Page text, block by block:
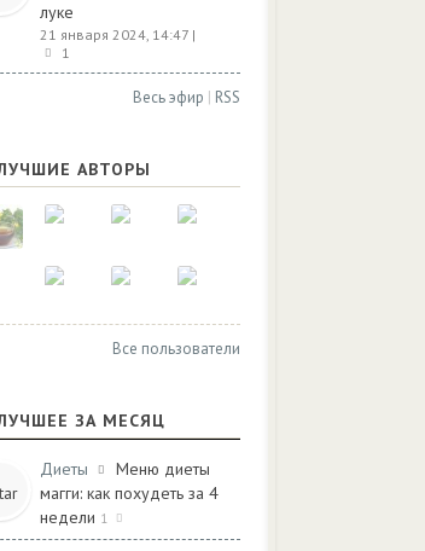
луке
21 января 2024, 14:47 |
1
Весь эфир | RSS
АВТОРЫ
Все пользователи
ЗА МЕСЯЦ
Диеты
Меню диеты
магги: как похудеть за 4
недели 1